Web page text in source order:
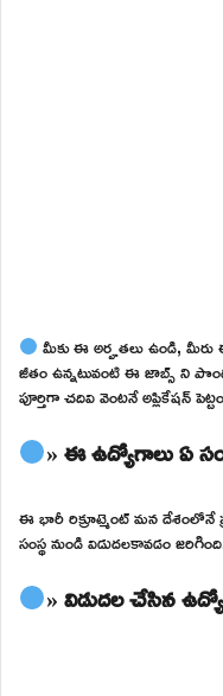
మీకు ఈ అర్హతలు ఉండి,
జీతం ఉన్నటువంటి ఈ జాబ్స్ ని
పూర్తిగా చదివి వెంటనే అప్లికేషన్
» ఈ ఉద్యోగాలు ఏ
ఈ భారీ రిక్రూట్మెంట్ మన దేశంలోనే
సంస్థ నుండి విడుదలకావడం
» విడుదల చేసిన